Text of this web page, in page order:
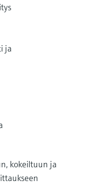
ja
kokeiltuun ja